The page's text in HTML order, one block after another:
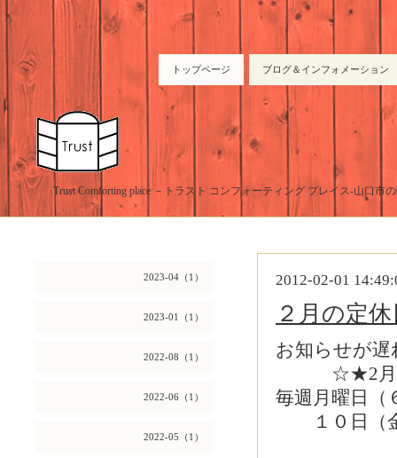
トップページ ブログ＆インフォメーション
Trust Comforting place －トラスト コンフォーティング プレイス-山口市
2023-04（1）
2023-01（1）
2022-08（1）
2022-06（1）
2022-05（1）
2012-02-01
２月の定
お知らせが
☆★2月
毎週月曜日（
１０日（